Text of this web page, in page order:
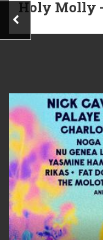
Holy Molly